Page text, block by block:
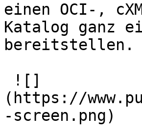
einen OCI-,
Katalog ganz
bereitstellen.
(https://
-screen.png)